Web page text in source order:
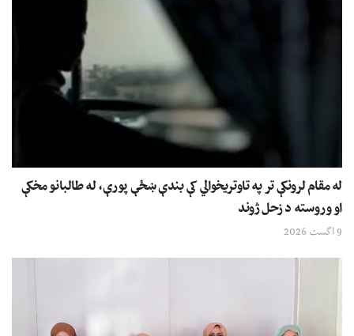
له مقام لرونکې تر په تاوتریخوالي کې بندې ښځې پورې، له طالبانو مخکې
او وروسته د زحل ژوند
9 اگست 2026